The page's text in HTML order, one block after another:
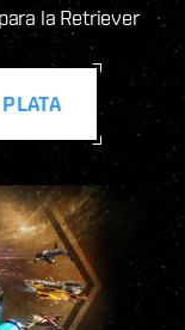
la Retriever